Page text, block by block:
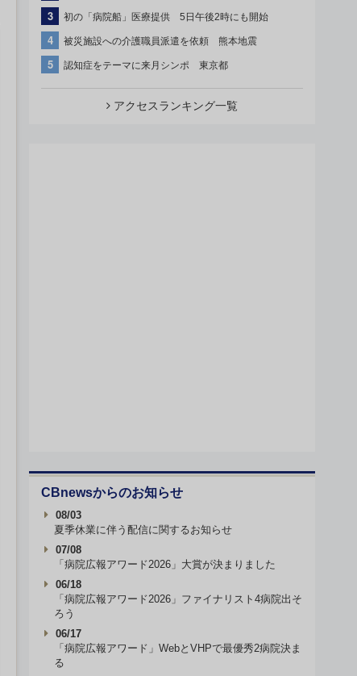
3 初の「病院船」医療提供 5日午後2時にも開始
4 被災施設への介護職員派遣を依頼 熊本地震
5 認知症をテーマに来月シンポ 東京都
アクセスランキング一覧
CBnewsからのお知らせ
08/03
夏季休業に伴う配信に関するお知らせ
07/08
「病院広報アワード2026」大賞が決まりました
06/18
「病院広報アワード2026」ファイナリスト4病院出そ
ろう
06/17
「病院広報アワード」WebとVHPで最優秀2病院決ま
る